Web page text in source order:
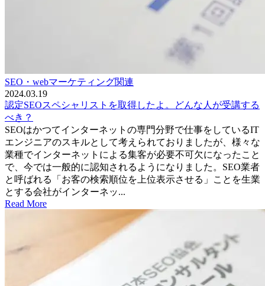
SEO・webマーケティング関連
2024.03.19
認定SEOスペシャリストを取得したよ。どんな人が受講する
べき？
SEOはかつてインターネットの専門分野で仕事をしているIT
エンジニアのスキルとして考えられておりましたが、様々な
業種でインターネットによる集客が必要不可欠になったこと
で、今では一般的に認知されるようになりました。SEO業者
と呼ばれる「お客の検索順位を上位表示させる」ことを生業
とする会社がインターネッ...
Read More